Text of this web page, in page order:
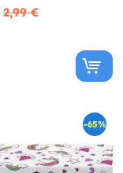
2,99 €
-65%